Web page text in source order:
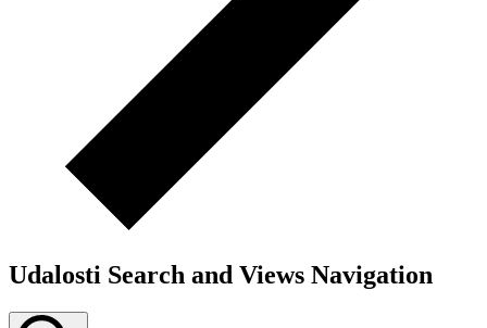
Udalosti Search and Views Navigation